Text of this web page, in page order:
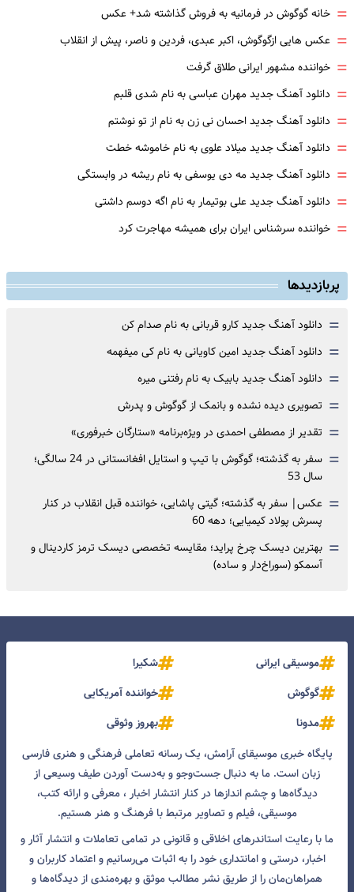
= خانه گوگوش در فرمانیه به فروش گذاشته شد+ عکس
= عکس هایی ازگوگوش، اکبر عبدی، فردین و ناصر، پیش از انقلاب
= خواننده مشهور ایرانی طلاق گرفت
= دانلود آهنگ جدید مهران عباسی به نام شدی قلبم
= دانلود آهنگ جدید احسان نی زن به نام از تو نوشتم
= دانلود آهنگ جدید میلاد علوی به نام خاموشه خطت
= دانلود آهنگ جدید مه دی یوسفی به نام ریشه در وابستگی
= دانلود آهنگ جدید علی بوتیمار به نام اگه دوسم داشتی
= خواننده سرشناس ایران برای همیشه مهاجرت کرد
پربازدیدها
= دانلود آهنگ جدید کارو قربانی به نام صدام کن
= دانلود آهنگ جدید امین کاویانی به نام کی میفهمه
= دانلود آهنگ جدید بابیک به نام رفتنی میره
= تصویری دیده نشده و بانمک از گوگوش و پدرش
= تقدیر از مصطفی احمدی در ویژه‌برنامه «ستارگان خبرفوری»
=
سفر به گذشته؛ گوگوش با تیپ و استایل افغانستانی در 24 سالگی؛
سال 53
= عکس| سفر به گذشته؛ گیتی پاشایی، خواننده قبل انقلاب در کنار
پسرش پولاد کیمیایی؛ دهه 60
= بهترین دیسک چرخ پراید؛ مقایسه تخصصی دیسک ترمز کاردینال و
آسمکو (سوراخ‌دار و ساده)
موسیقی ایرانی
شکیرا
گوگوش
خواننده آمریکایی
مدونا
بهروز وثوقی
پایگاه خبری موسیقای آرامش، یک رسانه تعاملی فرهنگی و هنری فارسی
زبان است. ما به دنبال جست‌و‌جو و به‌دست آوردن طیف وسیعی از
دیدگاه‌ها و چشم انداز‌ها در کنار انتشار اخبار ، معرفی و ارائه کتب،
موسیقی، فیلم و تصاویر مرتبط با فرهنگ و هنر هستیم.
ما با رعایت استاندرهای اخلاقی و قانونی در تمامی تعاملات و انتشار آثار و
اخبار، درستی و امانتداری خود را به اثبات می‌رسانیم و اعتماد کاربران و
همراهان‌مان را از طریق نشر مطالب موثق و بهره‌مندی از دیدگاه‌ها و